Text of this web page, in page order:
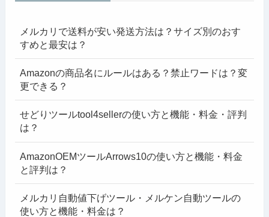
メルカリで送料が安い発送方法は？サイズ別のおす
すめと最安は？
Amazonの商品名にルールはある？禁止ワードは？変
更できる？
せどりツールtool4sellerの使い方と機能・料金・評判
は？
AmazonOEMツールArrows10の使い方と機能・料金
と評判は？
メルカリ自動値下げツール・メルケン自動ツールの
使い方と機能・料金は？